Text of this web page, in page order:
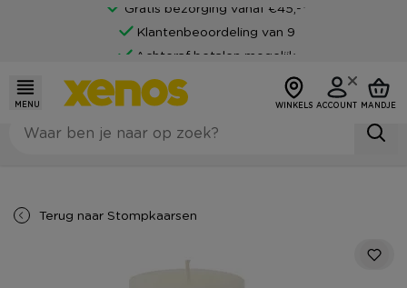
Gratis bezorging vanaf €45,-*
Klantenbeoordeling van 9
Achteraf betalen mogelijk
MENU WINKELS ACCOUNT MANDJE
Terug naar Stompkaarsen